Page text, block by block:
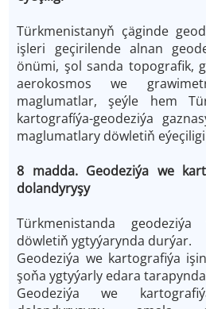
Türkmenistanyň çäginde
işleri geçirilende alnan
önümi, şol sanda topografik,
aerokosmos we
maglumatlar, şeýle hem
kartografíýa-geodeziýa
maglumatlary döwletiň
8 madda. Geodeziýa we
dolandyryşy
Türkmenistanda
döwletiň ygtyýarynda durýar.
Geodeziýa we kartografiýa
şoňa ygtyýarly edara
Geodeziýa we